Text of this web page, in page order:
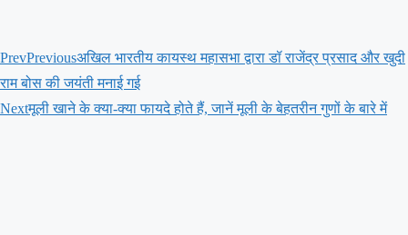
PrevPreviousअखिल भारतीय कायस्थ महासभा द्वारा डॉ राजेंद्र प्रसाद और खुदी
राम बोस की जयंती मनाई गई
Nextमूली खाने के क्या-क्या फायदे होते हैं, जानें मूली के बेहतरीन गुणों के बारे में